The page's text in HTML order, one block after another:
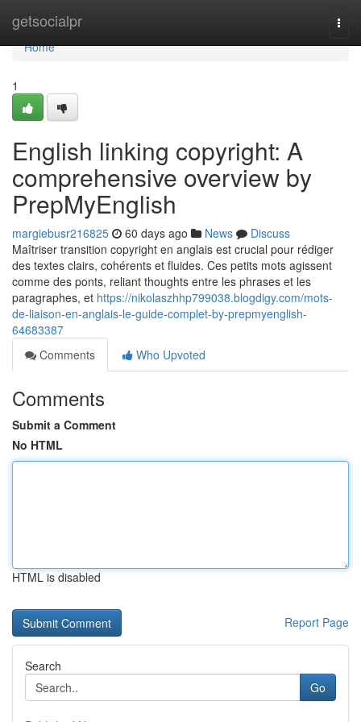
getsocialpr
Home
Home
1
English linking copyright: A
comprehensive overview by
PrepMyEnglish
margiebusr216825 60 days ago News
Discuss
Maîtriser transition copyright en anglais est crucial pour rédiger
des textes clairs, cohérents et fluides. Ces petits mots agissent
comme des ponts, reliant thoughts entre les phrases et les
paragraphes, et https://nikolaszhhp799038.blogdigy.com/mots-
de-liaison-en-anglais-le-guide-complet-by-prepmyenglish-
64683387
Comments
Who Upvoted
Comments
Submit a Comment
No HTML
HTML is disabled
Report Page
Search
Go